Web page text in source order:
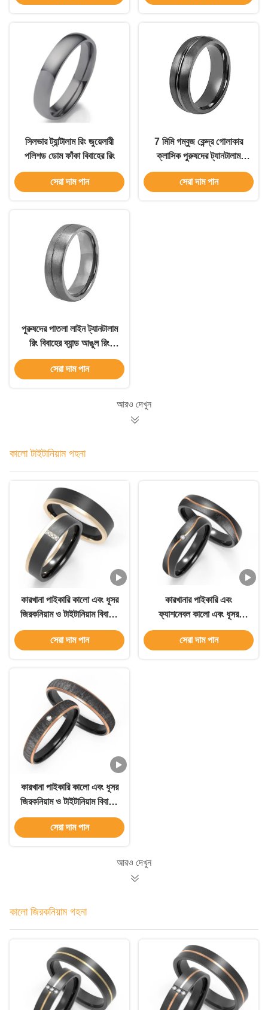
সিলভার ট্যান্টালাম রিং জুয়েলারী
পলিশড ডোম ফাঁকা বিবাহের রিং
সেরা দাম পান
7 মিমি গম্বুজ কেন্দ্র গোলাকার
ক্লাসিক পুরুষদের ট্যানটালাম
বিবাহের ব্যান্ড গয়না
সেরা দাম পান
পুরুষদের পাতলা লাইন ট্যানটালাম
রিং বিবাহের ব্যান্ড আঙুল রিং
টাইটানিয়াম ইস্পাত কালো রিং
সেরা দাম পান
আরও দেখুন
কালো টাইটানিয়াম গহনা
কারখানা পাইকারি কালো এবং ধূসর
জিরকনিয়াম ও টাইটানিয়াম বিবাহের
আংটি এবং পুরুষের গয়না বিবর্ণতা
ছাড়াই পুরুষদের বিবাহের আংটি
সেরা দাম পান
কারখানার পাইকারি এবং
ফ্যাশনেবল কালো এবং ধূসর
জিরকোনিয়াম ও টাইটানিয়াম
বিবাহের ব্যান্ড এবং পুরুষদের গহনা,
সেরা দাম পান
কারখানা পাইকারি কালো এবং ধূসর
জিরকনিয়াম ও টাইটানিয়াম বিবাহের
আংটি এবং পুরুষের গয়না বিবর্ণতা
ছাড়াই পুরুষদের বিবাহের আংটি
সেরা দাম পান
আরও দেখুন
কালো জিরকনিয়াম গহনা